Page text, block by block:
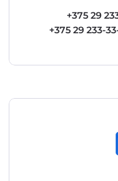
+375 29
+375 29 233-